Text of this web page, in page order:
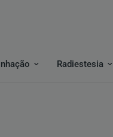
Radiestesia